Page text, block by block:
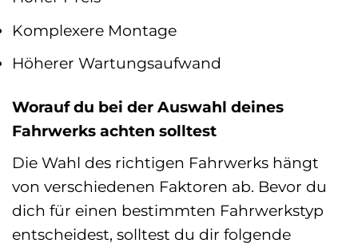
Komplexere Montage
Höherer Wartungsaufwand
Worauf du bei der Auswahl deines
Fahrwerks achten solltest
Die Wahl des richtigen Fahrwerks hängt
von verschiedenen Faktoren ab. Bevor du
dich für einen bestimmten Fahrwerkstyp
entscheidest, solltest du dir folgende